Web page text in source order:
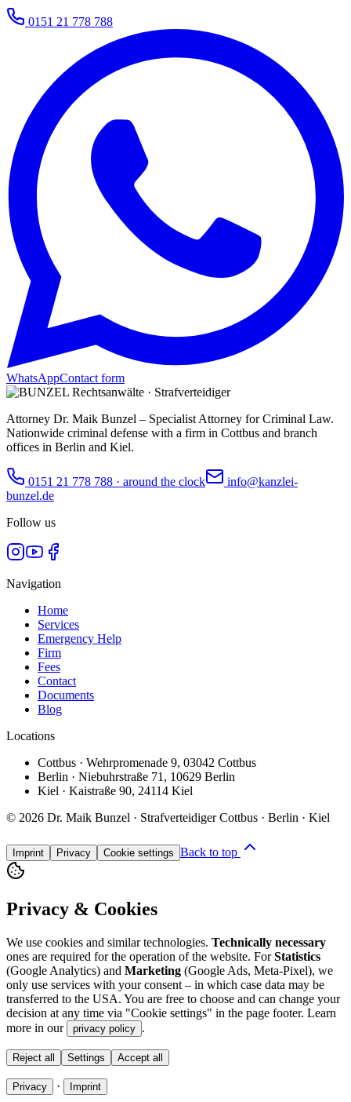
0151 21 778 788
WhatsAppContact form
Attorney Dr. Maik Bunzel – Specialist Attorney for Criminal Law.
Nationwide criminal defense with a firm in Cottbus and branch
offices in Berlin and Kiel.
0151 21 778 788 · around the clock
info@kanzlei-
bunzel.de
Follow us
Navigation
Home
Services
Emergency Help
Firm
Fees
Contact
Documents
Blog
Locations
Cottbus · Wehrpromenade 9, 03042 Cottbus
Berlin · Niebuhrstraße 71, 10629 Berlin
Kiel · Kaistraße 90, 24114 Kiel
© 2026 Dr. Maik Bunzel · Strafverteidiger Cottbus · Berlin · Kiel
Imprint Privacy Cookie settings Back to top
Privacy & Cookies
We use cookies and similar technologies. Technically necessary
ones are required for the operation of the website. ForStatistics
(Google Analytics) and Marketing (Google Ads, Meta-Pixel), we
only use services with your consent – in which case data may be
transferred to the USA. You are free to choose and can change your
decision at any time via "Cookie settings" in the page footer. Learn
more in our
privacy policy .
Reject all Settings Accept all
Privacy · Imprint